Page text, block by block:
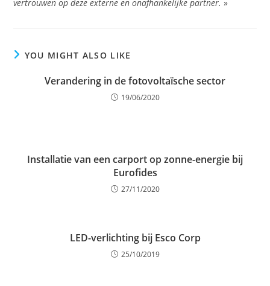
vertrouwen op deze externe en onafhankelijke partner. »
YOU MIGHT ALSO LIKE
Verandering in de fotovoltaïsche sector
19/06/2020
Installatie van een carport op zonne-energie bij
Eurofides
27/11/2020
LED-verlichting bij Esco Corp
25/10/2019